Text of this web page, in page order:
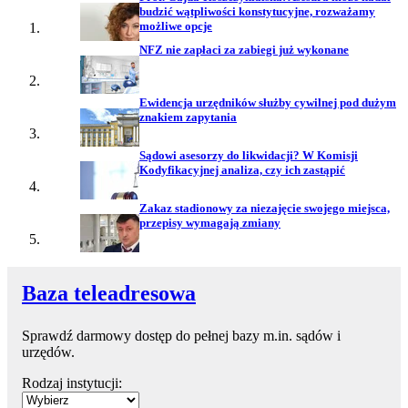
budzić wątpliwości konstytucyjne, rozważamy
możliwe opcje
NFZ nie zapłaci za zabiegi już wykonane
Ewidencja urzędników służby cywilnej pod dużym
znakiem zapytania
Sądowi asesorzy do likwidacji? W Komisji
Kodyfikacyjnej analiza, czy ich zastąpić
Zakaz stadionowy za niezajęcie swojego miejsca,
przepisy wymagają zmiany
Baza teleadresowa
Sprawdź darmowy dostęp do pełnej bazy m.in. sądów i
urzędów.
Rodzaj instytucji: